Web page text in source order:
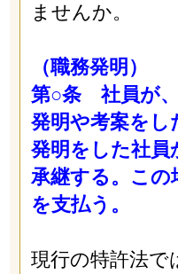
ませんか。
（職務発明）
第○条 社員が
発明や考案をし
発明をした社員
承継する。この
を支払う。
現行の特許法で